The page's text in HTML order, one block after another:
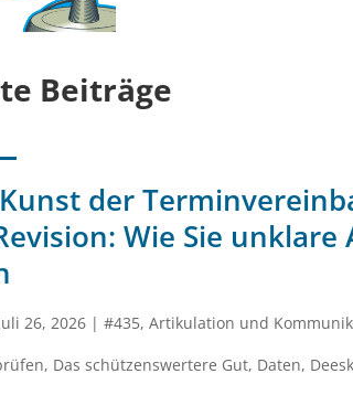
Beiträge
der
Wie Sie unklare
26, 2026 |#435,Artikulation und
, Das schützenswertere Gut, Daten,